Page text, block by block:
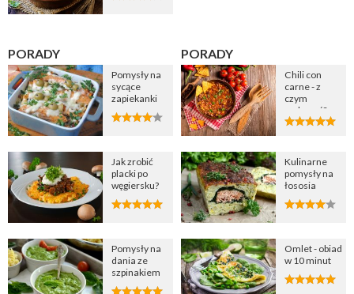
PORADY
Pomysły na
sycące
zapiekanki
Jak zrobić
placki po
węgiersku?
Pomysły na
dania ze
szpinakiem
PORADY
Chili con
carne - z
czym
podawać?
Kulinarne
pomysły na
łososia
Omlet - obiad
w 10 minut